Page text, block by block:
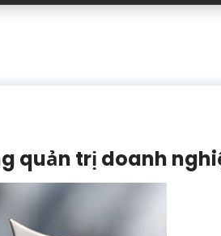
quản trị doanh